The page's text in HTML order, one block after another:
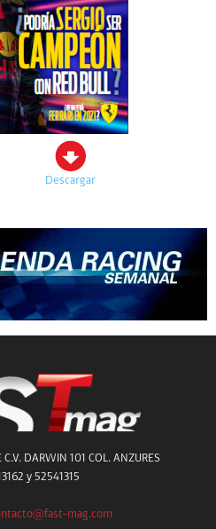
Descargar
DARWIN 101 COL. ANZURES
y 52541315
mag.com